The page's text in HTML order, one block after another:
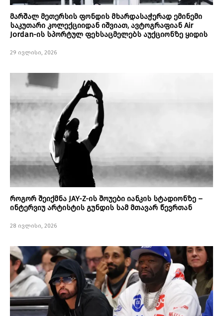
მარშალ მეთერსის ფონდის მხარდასაჭერად ემინემი
საკუთარი კოლექციიდან იშვიათ, ავტოგრაფიან Air
Jordan-ის სპორტულ ფეხსაცმელებს აუქციონზე ყიდის
29 ივლისი, 2026
როგორ შეიქმნა JAY-Z-ის შოუები იანკის სტადიონზე –
ინტერვიუ არტისტის გუნდის სამ მთავარ წევრთან
28 ივლისი, 2026